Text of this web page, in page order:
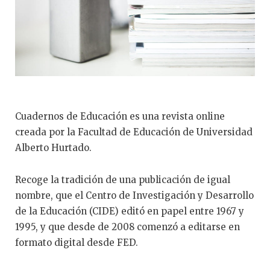
Cuadernos de Educación es una revista online
creada por la Facultad de Educación de Universidad
Alberto Hurtado.
Recoge la tradición de una publicación de igual
nombre, que el Centro de Investigación y Desarrollo
de la Educación (CIDE) editó en papel entre 1967 y
1995, y que desde de 2008 comenzó a editarse en
formato digital desde FED.